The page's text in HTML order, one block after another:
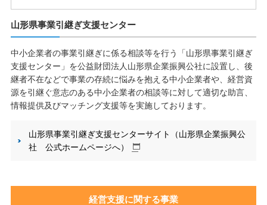
山形県事業引継ぎ支援センター
中小企業者の事業引継ぎに係る相談等を行う「山形県事業引継ぎ
支援センター」を公益財団法人山形県企業振興公社に設置し、後
継者不在などで事業の存続に悩みを抱える中小企業者や、経営資
源を引継ぐ意志のある中小企業者の相談等に対して適切な助言、
情報提供及びマッチング支援等を実施しております。
山形県事業引継ぎ支援センターサイト（山形県企業振興公
社 公式ホームページへ）
経営支援に関する事業